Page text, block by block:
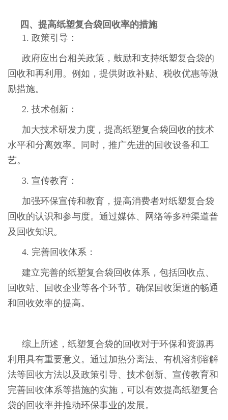
四、提高纸塑复合袋回收率的措施
1. 政策引导：
政府应出台相关政策，鼓励和支持纸塑复合袋的
回收和再利用。例如，提供财政补贴、税收优惠等激
励措施。
2. 技术创新：
加大技术研发力度，提高纸塑复合袋回收的技术
水平和分离效率。同时，推广先进的回收设备和工
艺。
3. 宣传教育：
加强环保宣传和教育，提高消费者对纸塑复合袋
回收的认识和参与度。通过媒体、网络等多种渠道普
及回收知识。
4. 完善回收体系：
建立完善的纸塑复合袋回收体系，包括回收点、
回收站、回收企业等各个环节。确保回收渠道的畅通
和回收效率的提高。
综上所述，纸塑复合袋的回收对于环保和资源再
利用具有重要意义。通过加热分离法、有机溶剂溶解
法等回收方法以及政策引导、技术创新、宣传教育和
完善回收体系等措施的实施，可以有效提高纸塑复合
袋的回收率并推动环保事业的发展。